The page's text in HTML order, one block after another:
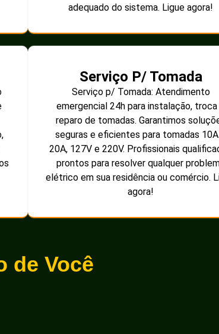
adequado do sistema. Ligue agora!
Serviço P/ Tomada
Serviço p/ Tomada: Atendimento
emergencial 24h para instalação,
reparo de tomadas. Garantimos
seguras e eficientes para tomadas
20A, 127V e 220V. Profissionais
prontos para resolver qualquer
elétrico em sua residência ou comércio.
agora!
de Você